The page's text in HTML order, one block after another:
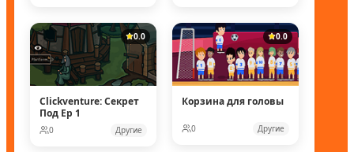
0.0
Clickventure: Секрет
Под Ep 1
0 Другие
0.0
Корзина для головы
0 Другие